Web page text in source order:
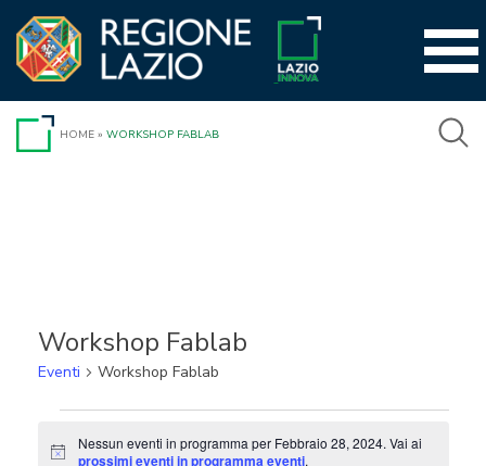
contenuto
HOME » WORKSHOP FABLAB
Workshop Fablab
Eventi Workshop Fablab
Notice
Nessun eventi in programma per Febbraio 28, 2024. Vai ai
prossimi eventi in programma eventi.